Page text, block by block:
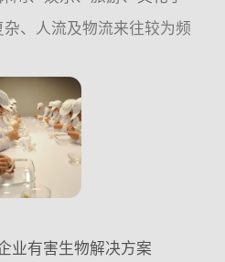
、人流及物流来往较为频
、仓储、店面、停车场、垃
这种环境非...
业有害生物解决方案